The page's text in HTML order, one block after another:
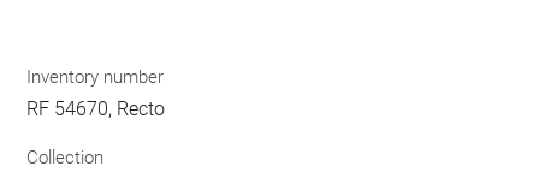
Inventory number
RF 54670, Recto
Collection